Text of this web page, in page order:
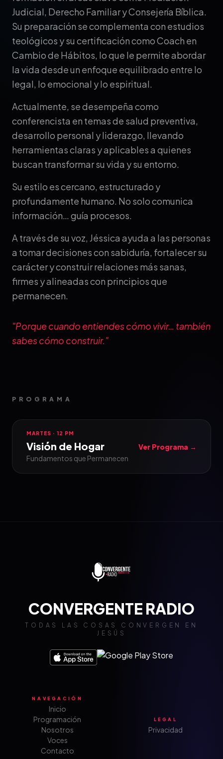
Judicial, Derecho Familiar y Consejería Bíblica.
Su preparación se complementa con estudios
teológicos y su certificación como Coach en
Cambio de Hábitos, lo que le permite abordar
la vida desde un enfoque equilibrado entre lo
legal, lo emocional y lo espiritual.
Actualmente, se desempeña como
conferencista en temas de salud preventiva,
desarrollo personal y liderazgo, llevando
herramientas claras y aplicables a quienes
buscan transformar su vida y su entorno.
Su estilo es cercano, estructurado y
profundamente humano. No solo comunica
información… guía procesos.
A través de su voz, Jéssica ayuda a las personas
a tomar decisiones con sabiduría, fortalecer su
carácter y construir relaciones más sanas,
firmes y alineadas con principios que
permanecen.
"Porque cuando entiendes cómo vivir… también
sabes cómo construir."
PROGRAMA
MARTES · 12 PM
Visión de Hogar
Fundamentos que Permanecen
Ver Programa →
CONVERGENTE RADIO
TODAS LAS COSAS CONVERGEN EN
JESÚS
NAVEGACIÓN
Inicio
Programación
Nosotros
Voces
Contacto
LEGAL
Privacidad